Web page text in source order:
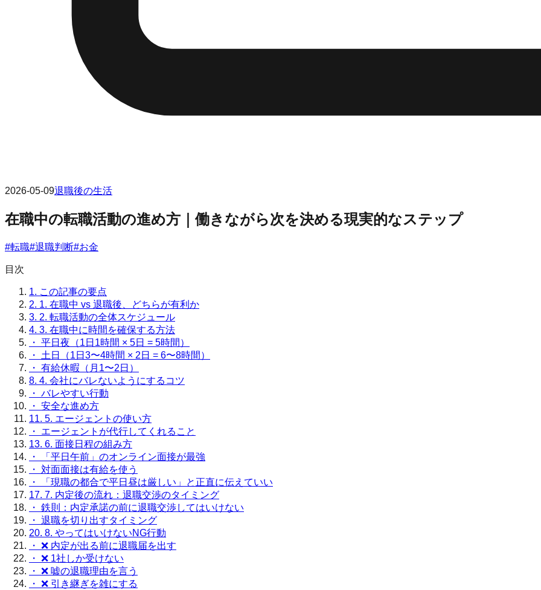
2026-05-09退職後の生活
在職中の転職活動の進め方｜働きながら次を決める現実的なステップ
#転職#退職判断#お金
目次
1. この記事の要点
2. 1. 在職中 vs 退職後、どちらが有利か
3. 2. 転職活動の全体スケジュール
4. 3. 在職中に時間を確保する方法
・ 平日夜（1日1時間 × 5日 = 5時間）
・ 土日（1日3〜4時間 × 2日 = 6〜8時間）
・ 有給休暇（月1〜2日）
8. 4. 会社にバレないようにするコツ
・ バレやすい行動
・ 安全な進め方
11. 5. エージェントの使い方
・ エージェントが代行してくれること
13. 6. 面接日程の組み方
・
「平日午前」のオンライン面接が最強
・ 対面面接は有給を使う
・
「現職の都合で平日昼は厳しい」と正直に伝えていい
17. 7. 内定後の流れ：退職交渉のタイミング
・ 鉄則：内定承諾の前に退職交渉してはいけない
・ 退職を切り出すタイミング
20. 8. やってはいけないNG行動
・ ❌ 内定が出る前に退職届を出す
・ ❌ 1社しか受けない
・ ❌ 嘘の退職理由を言う
・ ❌ 引き継ぎを雑にする